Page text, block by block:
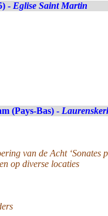
- Eglise Saint Martin
(Pays-Bas) -
van de Acht ‘Sonates
op diverse locaties